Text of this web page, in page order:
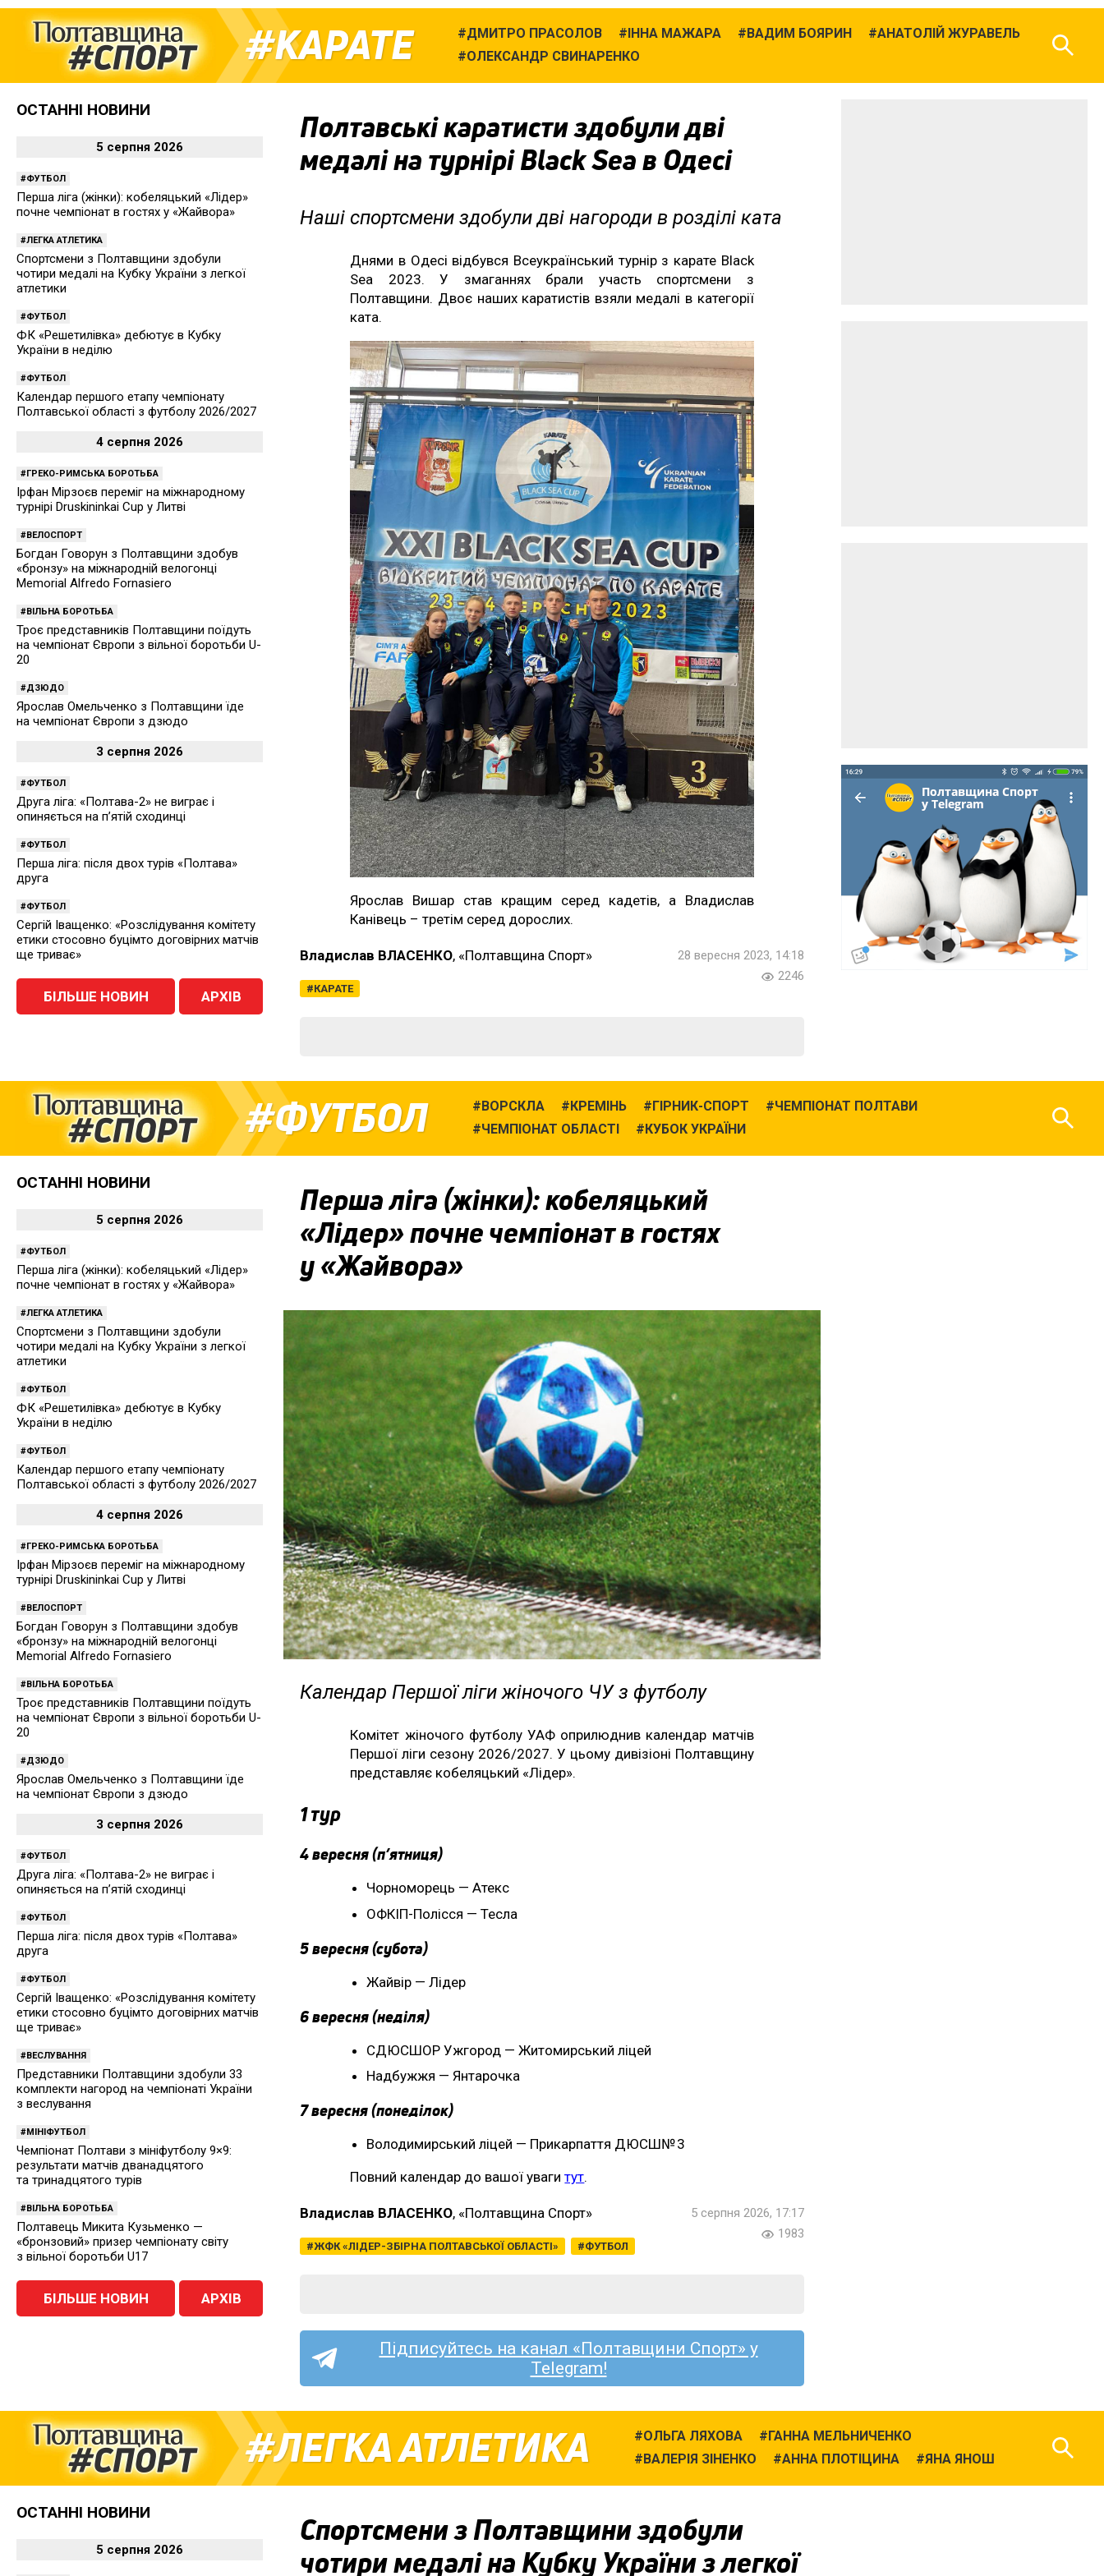
КАРАТЕ ДМИТРО ПРАСОЛОВ ІННА МАЖАРА ВАДИМ БОЯРИН
АНАТОЛІЙ ЖУРАВЕЛЬ
ОЛЕКСАНДР СВИНАРЕНКО
Полтавські каратисти здобули дві
медалі на турнірі Black Sea в Одесі
Наші спортсмени здобули дві нагороди в розділі ката
Днями в Одесі відбувся Всеукраїнський турнір з карате Black
Sea 2023. У змаганнях брали участь спортсмени з
Полтавщини. Двоє наших каратистів взяли медалі в категорії
ката.
Ярослав Вишар став кращим серед кадетів, а Владислав
Канівець – третім серед дорослих.
Владислав ВЛАСЕНКО, «Полтавщина Спорт»
КАРАТЕ
28 вересня 2023, 14:18
2246
ОСТАННІ НОВИНИ
5 серпня 2026
ФУТБОЛ
Перша ліга (жінки): кобеляцький «Лідер»
почне чемпіонат в гостях у «Жайвора»
ЛЕГКА АТЛЕТИКА
Спортсмени з Полтавщини здобули
чотири медалі на Кубку України з легкої
атлетики
ФУТБОЛ
ФК «Решетилівка» дебютує в Кубку
України в неділю
ФУТБОЛ
Календар першого етапу чемпіонату
Полтавської області з футболу 2026/2027
4 серпня 2026
ГРЕКО-РИМСЬКА БОРОТЬБА
Ірфан Мірзоєв переміг на міжнародному
турнірі Druskininkai Cup у Литві
ВЕЛОСПОРТ
Богдан Говорун з Полтавщини здобув
«бронзу» на міжнародній велогонці
Memorial Alfredo Fornasiero
ВІЛЬНА БОРОТЬБА
Троє представників Полтавщини поїдуть
на чемпіонат Європи з вільної боротьби U-
20
ДЗЮДО
Ярослав Омельченко з Полтавщини їде
на чемпіонат Європи з дзюдо
3 серпня 2026
ФУТБОЛ
Друга ліга: «Полтава-2» не виграє і
опиняється на п’ятій сходинці
ФУТБОЛ
Перша ліга: після двох турів «Полтава»
друга
ФУТБОЛ
Сергій Іващенко: «Розслідування комітету
етики стосовно буцімто договірних матчів
ще триває»
БІЛЬШЕ НОВИН АРХІВ
ФУТБОЛ ВОРСКЛА КРЕМІНЬ ГІРНИК-СПОРТ
ЧЕМПІОНАТ ПОЛТАВИ
ЧЕМПІОНАТ ОБЛАСТІ
КУБОК УКРАЇНИ
Перша ліга (жінки): кобеляцький
«Лідер» почне чемпіонат в гостях
у «Жайвора»
Календар Першої ліги жіночого ЧУ з футболу
Комітет жіночого футболу УАФ оприлюднив календар матчів
Першої ліги сезону 2026/2027. У цьому дивізіоні Полтавщину
представляє кобеляцький «Лідер».
1 тур
4 вересня (п’ятниця)
Чорноморець — Атекс
ОФКІП-Полісся — Тесла
5 вересня (субота)
Жайвір — Лідер
6 вересня (неділя)
СДЮСШОР Ужгород — Житомирський ліцей
Надбужжя — Янтарочка
7 вересня (понеділок)
Володимирський ліцей — Прикарпаття ДЮСШ№ 3
Повний календар до вашої увагитут.
Владислав ВЛАСЕНКО, «Полтавщина Спорт»
ЖФК «ЛІДЕР-ЗБІРНА ПОЛТАВСЬКОЇ ОБЛАСТІ» ФУТБОЛ
5 серпня 2026, 17:17
1983
Підписуйтесь на канал «Полтавщини Спорт» у
Telegram!
ОСТАННІ НОВИНИ
5 серпня 2026
ФУТБОЛ
Перша ліга (жінки): кобеляцький «Лідер»
почне чемпіонат в гостях у «Жайвора»
ЛЕГКА АТЛЕТИКА
Спортсмени з Полтавщини здобули
чотири медалі на Кубку України з легкої
атлетики
ФУТБОЛ
ФК «Решетилівка» дебютує в Кубку
України в неділю
ФУТБОЛ
Календар першого етапу чемпіонату
Полтавської області з футболу 2026/2027
4 серпня 2026
ГРЕКО-РИМСЬКА БОРОТЬБА
Ірфан Мірзоєв переміг на міжнародному
турнірі Druskininkai Cup у Литві
ВЕЛОСПОРТ
Богдан Говорун з Полтавщини здобув
«бронзу» на міжнародній велогонці
Memorial Alfredo Fornasiero
ВІЛЬНА БОРОТЬБА
Троє представників Полтавщини поїдуть
на чемпіонат Європи з вільної боротьби U-
20
ДЗЮДО
Ярослав Омельченко з Полтавщини їде
на чемпіонат Європи з дзюдо
3 серпня 2026
ФУТБОЛ
Друга ліга: «Полтава-2» не виграє і
опиняється на п’ятій сходинці
ФУТБОЛ
Перша ліга: після двох турів «Полтава»
друга
ФУТБОЛ
Сергій Іващенко: «Розслідування комітету
етики стосовно буцімто договірних матчів
ще триває»
ВЕСЛУВАННЯ
Представники Полтавщини здобули 33
комплекти нагород на чемпіонаті України
з веслування
МІНІФУТБОЛ
Чемпіонат Полтави з мініфутболу 9×9:
результати матчів дванадцятого
та тринадцятого турів
ВІЛЬНА БОРОТЬБА
Полтавець Микита Кузьменко —
«бронзовий» призер чемпіонату світу
з вільної боротьби U17
БІЛЬШЕ НОВИН АРХІВ
ЛЕГКА АТЛЕТИКА ОЛЬГА ЛЯХОВА
ГАННА МЕЛЬНИЧЕНКО
ВАЛЕРІЯ ЗІНЕНКО
АННА ПЛОТІЦИНА ЯНА ЯНОШ
Спортсмени з Полтавщини здобули
чотири медалі на Кубку України з легкої
ОСТАННІ НОВИНИ
5 серпня 2026